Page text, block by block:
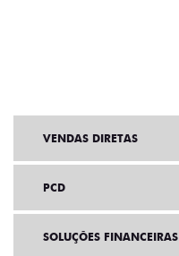
VENDAS DIRETAS
PCD
SOLUÇÕES FINANCEIRAS